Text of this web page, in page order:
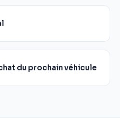
du prochain véhicule